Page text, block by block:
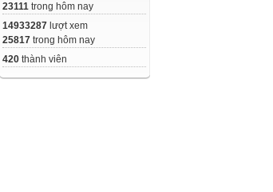
23111 trong hôm nay
14933287 lượt xem
25817 trong hôm nay
420 thành viên